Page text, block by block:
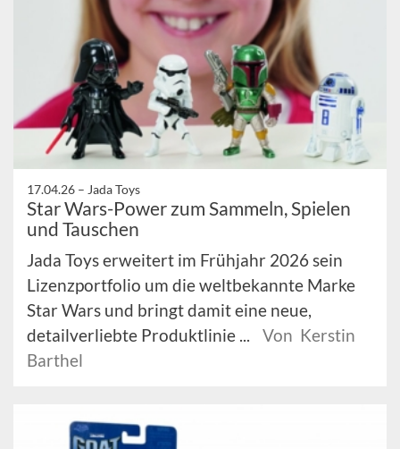
17.04.26 – Jada Toys
Star Wars-Power zum Sammeln, Spielen
und Tauschen
Jada Toys erweitert im Frühjahr 2026 sein
Lizenzportfolio um die weltbekannte Marke
Star Wars und bringt damit eine neue,
detailverliebte Produktlinie ...
Von Kerstin
Barthel